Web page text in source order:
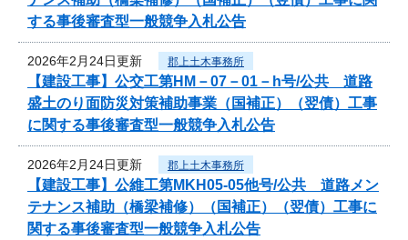
する事後審査型一般競争入札公告
2026年2月24日更新 郡上土木事務所
【建設工事】公交工第HM－07－01－h号/公共 道路
盛土のり面防災対策補助事業（国補正）（翌債）工事
に関する事後審査型一般競争入札公告
2026年2月24日更新 郡上土木事務所
【建設工事】公維工第MKH05-05他号/公共 道路メン
テナンス補助（橋梁補修）（国補正）（翌債）工事に
関する事後審査型一般競争入札公告